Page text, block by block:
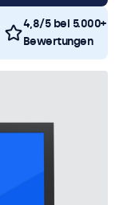
4,8/5 bei 5.000+
Bewertungen